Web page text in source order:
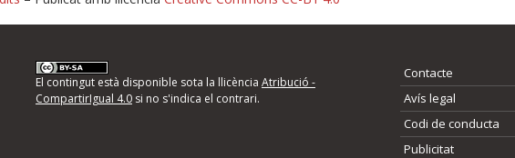
d'errors
següents i descriviu quina és la millora que
El contingut està disponible sota la llicència Atribució -
CompartirIgual 4.0si no s'indica el contrari.
Contacte
Avís legal
Codi de conducta
Publicitat